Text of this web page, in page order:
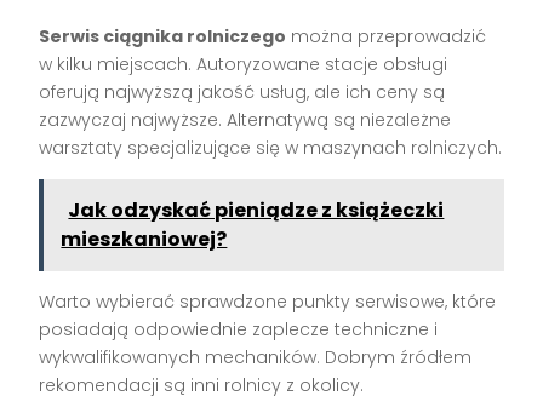
Serwis ciągnika rolniczego można przeprowadzić
w kilku miejscach. Autoryzowane stacje obsługi
oferują najwyższą jakość usług, ale ich ceny są
zazwyczaj najwyższe. Alternatywą są niezależne
warsztaty specjalizujące się w maszynach rolniczych.
Jak odzyskać pieniądze z książeczki
mieszkaniowej?
Warto wybierać sprawdzone punkty serwisowe, które
posiadają odpowiednie zaplecze techniczne i
wykwalifikowanych mechaników. Dobrym źródłem
rekomendacji są inni rolnicy z okolicy.